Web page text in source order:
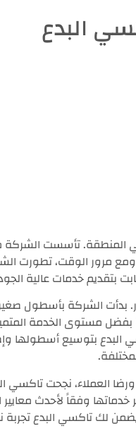
البدع
المنطقة. تأسست
ومع مرور الوقت، تطورت
بتقديم خدمات عالية
بدأت الشركة بأسطول
مستوى الخدمة
البدع بتوسيع أسطولها
العملاء، نجحت تاكسي
وفقاً لأحدث معايير
يضمن لك تاكسي البدع